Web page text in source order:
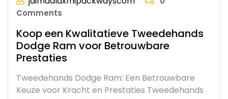
Comments
Koop een Kwalitatieve Tweedehands
Dodge Ram voor Betrouwbare
Prestaties
Tweedehands Dodge Ram: Een Betrouwbare
Keuze voor Kracht en Prestaties Tweedehands